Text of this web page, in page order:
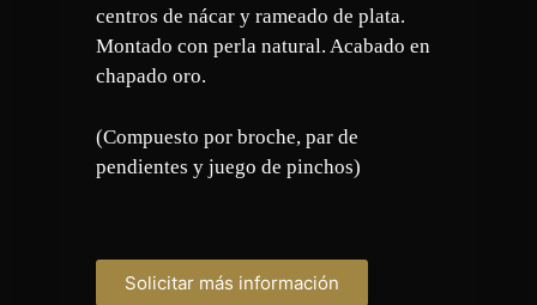
centros de nácar y rameado de plata.
Montado con perla natural. Acabado en
chapado oro.
(Compuesto por broche, par de
pendientes y juego de pinchos)
Solicitar más información